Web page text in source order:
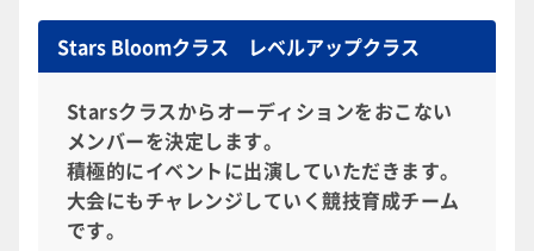
Stars Bloomクラス レベルアップクラス
Starsクラスからオーディションをおこない
メンバーを決定します。
積極的にイベントに出演していただきます。
大会にもチャレンジしていく競技育成チーム
です。